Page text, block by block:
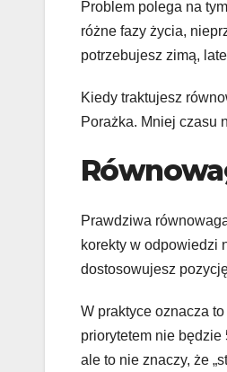
Problem polega na
różne fazy życia,
potrzebujesz zimą,
Kiedy traktujesz
Porażka. Mniej czasu
Prawdziwa
korekty w odpowiedzi
dostosowujesz
W praktyce oznacza
priorytetem nie
ale to nie znaczy, że